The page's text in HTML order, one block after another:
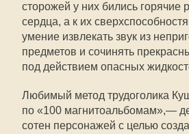
сторожей у них бились горячие
сердца, а к их
умение извлекать звук из
предметов и сочинять
под действием опасных
Любимый метод трудоголика
по «100 магнитоальбомам»,—
сотен персонажей с целью